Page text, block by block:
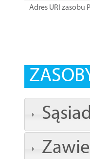
Adres URI zasobu